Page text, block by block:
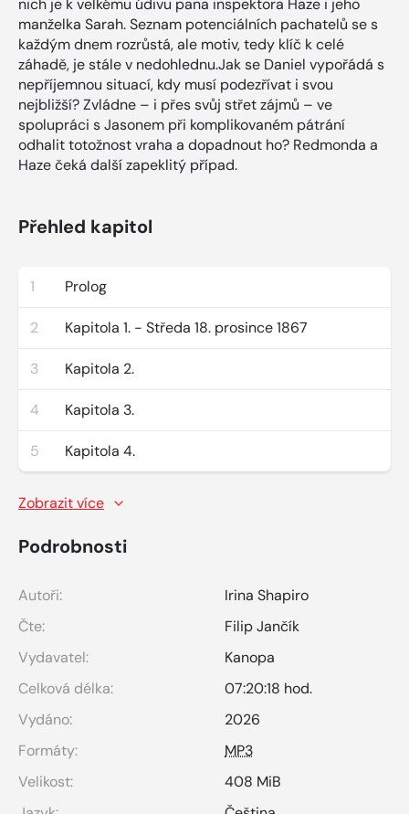
nich je k velkému údivu pana inspektora Haze i jeho
manželka Sarah. Seznam potenciálních pachatelů se s
každým dnem rozrůstá, ale motiv, tedy klíč k celé
záhadě, je stále v nedohlednu.Jak se Daniel vypořádá s
nepříjemnou situací, kdy musí podezřívat i svou
nejbližší? Zvládne – i přes svůj střet zájmů – ve
spolupráci s Jasonem při komplikovaném pátrání
odhalit totožnost vraha a dopadnout ho? Redmonda a
Haze čeká další zapeklitý případ.
Přehled kapitol
1 Prolog
2 Kapitola 1. - Středa 18. prosince 1867
3 Kapitola 2.
4 Kapitola 3.
5 Kapitola 4.
Zobrazit více
Podrobnosti
Autoři:
Irina Shapiro
Čte:
Filip Jančík
Vydavatel:
Kanopa
Celková délka:
07:20:18 hod.
Vydáno:
2026
Formáty:
MP3
Velikost:
408 MiB